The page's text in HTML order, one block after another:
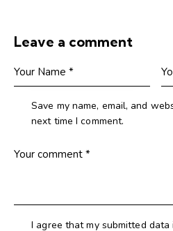
Leave a comment
Save my name, email, and
next time I comment.
I agree that my submitted